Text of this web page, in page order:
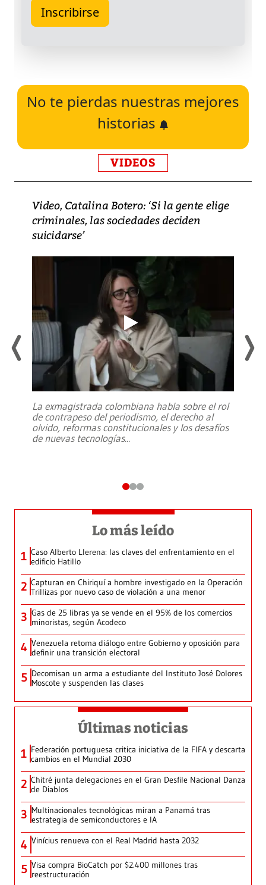
No te pierdas nuestras mejores
historias
VIDEOS
Video, Catalina Botero: ‘Si la gente elige
criminales, las sociedades deciden
suicidarse’
La exmagistrada colombiana habla sobre el rol
de contrapeso del periodismo, el derecho al
olvido, reformas constitucionales y los desafíos
de nuevas tecnologías...
Lo más leído
1 Caso Alberto Llerena: las claves del enfrentamiento en el
edificio Hatillo
2 Capturan en Chiriquí a hombre investigado en la Operación
Trillizas por nuevo caso de violación a una menor
3 Gas de 25 libras ya se vende en el 95% de los comercios
minoristas, según Acodeco
4 Venezuela retoma diálogo entre Gobierno y oposición para
definir una transición electoral
5 Decomisan un arma a estudiante del Instituto José Dolores
Moscote y suspenden las clases
Últimas noticias
1 Federación portuguesa critica iniciativa de la FIFA y descarta
cambios en el Mundial 2030
2 Chitré junta delegaciones en el Gran Desfile Nacional Danza
de Diablos
3 Multinacionales tecnológicas miran a Panamá tras
estrategia de semiconductores e IA
4 Vinícius renueva con el Real Madrid hasta 2032
5 Visa compra BioCatch por $2.400 millones tras
reestructuración